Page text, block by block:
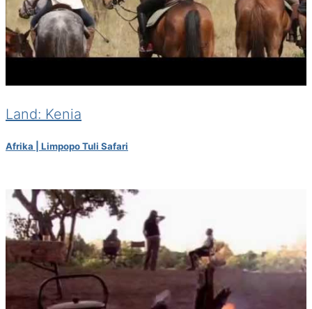
Land: Kenia
Afrika | Limpopo Tuli Safari